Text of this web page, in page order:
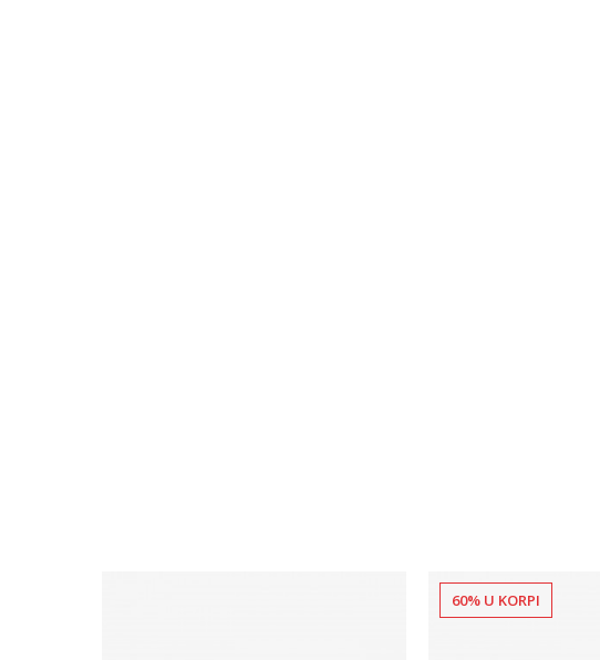
60% U KORPI